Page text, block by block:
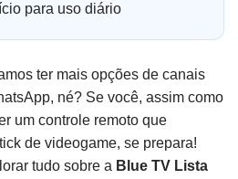
para uso diário
ter mais opções de canais
né? Se você, assim como
um controle remoto que
de videogame, se prepara!
tudo sobre a Blue TV Lista